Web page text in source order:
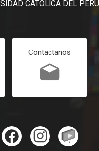
CATOLICA DEL PERU
Contáctanos